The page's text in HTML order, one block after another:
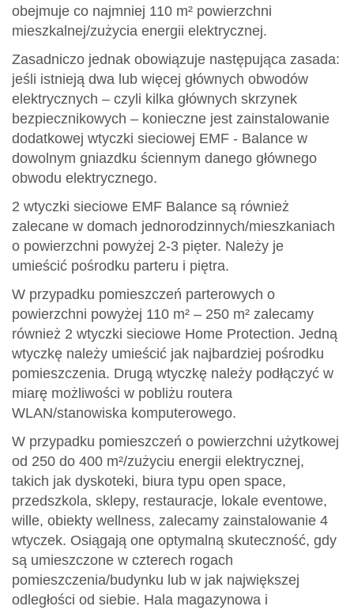
obejmuje co najmniej 110 m² powierzchni
mieszkalnej/zużycia energii elektrycznej.
Zasadniczo jednak obowiązuje następująca zasada:
jeśli istnieją dwa lub więcej głównych obwodów
elektrycznych – czyli kilka głównych skrzynek
bezpiecznikowych – konieczne jest zainstalowanie
dodatkowej wtyczki sieciowej EMF - Balance w
dowolnym gniazdku ściennym danego głównego
obwodu elektrycznego.
2 wtyczki sieciowe EMF Balance są również
zalecane w domach jednorodzinnych/mieszkaniach
o powierzchni powyżej 2-3 pięter. Należy je
umieścić pośrodku parteru i piętra.
W przypadku pomieszczeń parterowych o
powierzchni powyżej 110 m² – 250 m² zalecamy
również 2 wtyczki sieciowe Home Protection. Jedną
wtyczkę należy umieścić jak najbardziej pośrodku
pomieszczenia. Drugą wtyczkę należy podłączyć w
miarę możliwości w pobliżu routera
WLAN/stanowiska komputerowego.
W przypadku pomieszczeń o powierzchni użytkowej
od 250 do 400 m²/zużyciu energii elektrycznej,
takich jak dyskoteki, biura typu open space,
przedszkola, sklepy, restauracje, lokale eventowe,
wille, obiekty wellness, zalecamy zainstalowanie 4
wtyczek. Osiągają one optymalną skuteczność, gdy
są umieszczone w czterech rogach
pomieszczenia/budynku lub w jak największej
odległości od siebie. Hala magazynowa i